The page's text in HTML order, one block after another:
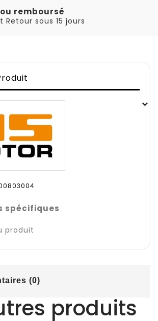
remboursé
Retour sous 15 jours
spécifiques
produit
(0)
produits